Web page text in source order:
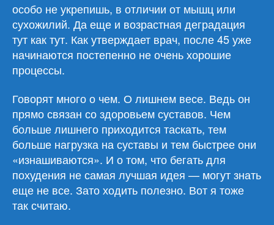
особо не укрепишь, в отличии от мышц или
сухожилий. Да еще и возрастная деградация
тут как тут. Как утверждает врач, после 45 уже
начинаются постепенно не очень хорошие
процессы.
Говорят много о чем. О лишнем весе. Ведь он
прямо связан со здоровьем суставов. Чем
больше лишнего приходится таскать, тем
больше нагрузка на суставы и тем быстрее они
«изнашиваются». И о том, что бегать для
похудения не самая лучшая идея — могут знать
еще не все. Зато ходить полезно. Вот я тоже
так считаю.